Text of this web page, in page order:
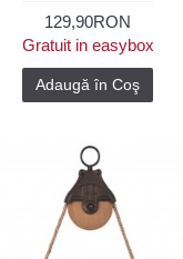
129,90RON
Gratuit in easybox
Adaugă în Coş